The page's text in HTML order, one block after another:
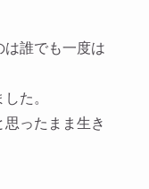
誰でも一度は
た。
ったまま生き